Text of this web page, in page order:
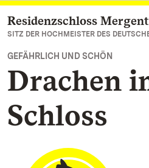
Zum Hauptinhalt springen
Residenzschloss
SITZ DER HOCHMEISTER DES
GEFÄHRLICH UND SCHÖN
Drachen
Schloss